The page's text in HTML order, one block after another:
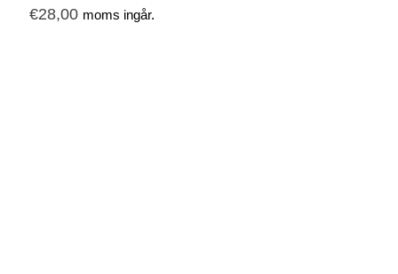
€28,00 moms ingår.